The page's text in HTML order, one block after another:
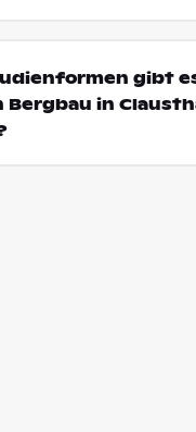
gibt
Bergbau in